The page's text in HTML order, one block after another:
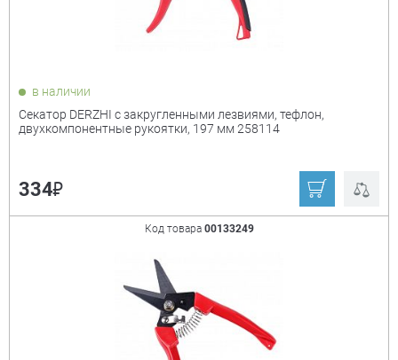
в наличии
Cекатор DERZHI с закругленными лезвиями, тефлон,
двухкомпонентные рукоятки, 197 мм 258114
334₽
Код товара 00133249